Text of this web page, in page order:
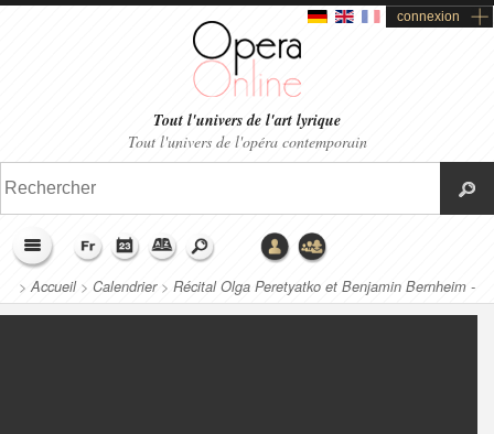
connexion
Tout l'univers de l'art lyrique
Tout l'univers de l'opéra contemporain
>Accueil> Calendrier> Récital Olga Peretyatko et Benjamin Bernheim -
Philharmonie de Paris (2018)>Productions liées